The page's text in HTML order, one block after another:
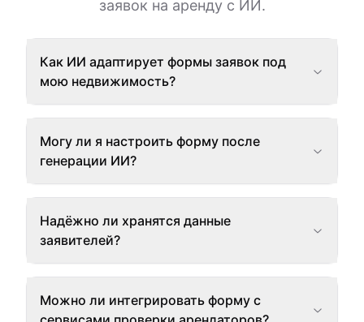
заявок на аренду с ИИ.
Как ИИ адаптирует формы заявок под
мою недвижимость?
Могу ли я настроить форму после
генерации ИИ?
Надёжно ли хранятся данные
заявителей?
Можно ли интегрировать форму с